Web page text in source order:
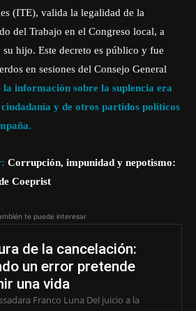
(ITE), valida la legalidad de la
del Trabajo en el Congreso local, a
hijo. Este decreto es público y fue
en sesiones del Consejo General
la información sobre la suplencia era
y de otros partidos políticos
Corrupción, impunidad y nepotismo:
Coeprist
te puede interesar
de la cancelación:
un error pretende
una vida
Franco Luna Del juicio a la